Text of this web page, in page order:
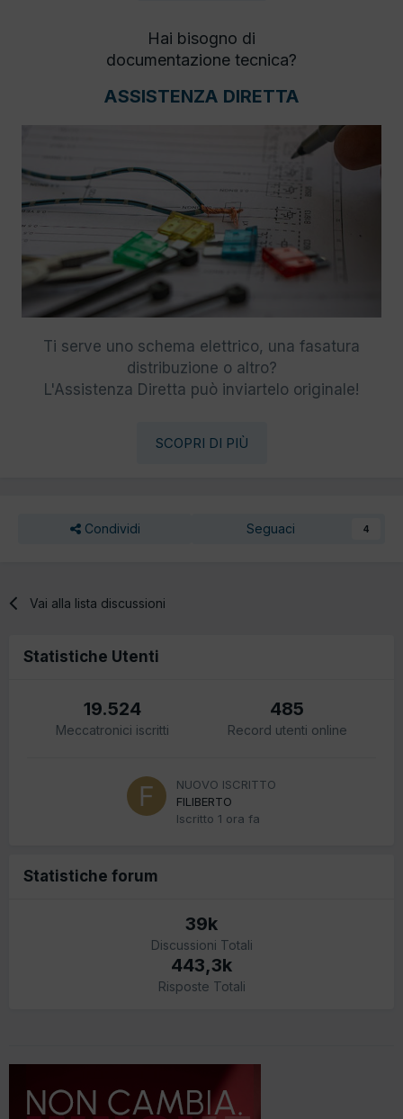
Hai bisogno di
documentazione tecnica?
ASSISTENZA DIRETTA
Ti serve uno schema elettrico, una fasatura
distribuzione o altro?
L'Assistenza Diretta può inviartelo originale!
SCOPRI DI PIÙ
Condividi Seguaci 4
Vai alla lista discussioni
Statistiche Utenti
19.524
Meccatronici iscritti
485
Record utenti online
NUOVO ISCRITTO
FILIBERTO
Iscritto 1 ora fa
Statistiche forum
39k
Discussioni Totali
443,3k
Risposte Totali